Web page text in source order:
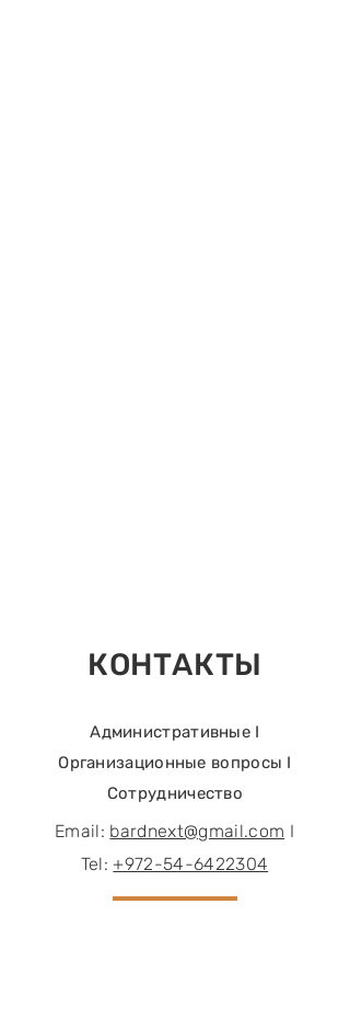
КОНТАКТЫ
Административные I
Организационные вопросы I
Сотрудничество
Email: bardnext@gmail.com I
Tel:+972-54-6422304